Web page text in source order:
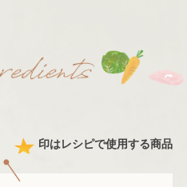
印はレシピで使用する商品